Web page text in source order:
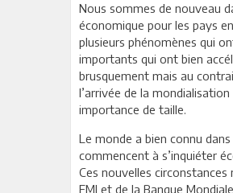
Nous sommes de nouveau
économique pour les pays
plusieurs phénomènes qui
importants qui ont bien
brusquement mais au
l’arrivée de la
importance de taille.
Le monde a bien connu
commencent à s’inquiéter
Ces nouvelles
FMI et de la Banque